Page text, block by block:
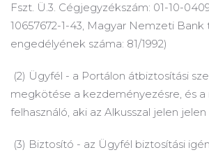
Fszt. Ü.3. Cégjegyzékszám: 01-10-
10657672-1-43, Magyar Nemzeti
engedélyének száma: 81/1992)
(2) Ügyfél - a Portálon átbiztosítási
megkötése a kezdeményezésre, és a
felhasználó, aki az Alkusszal jelen
(3) Biztosító - az Ügyfél biztosítási